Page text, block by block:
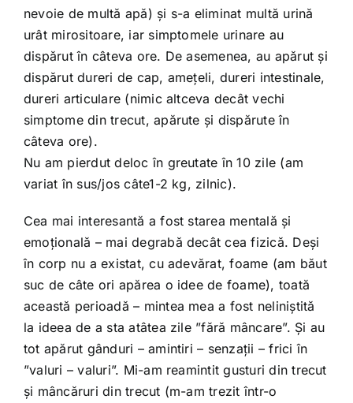
nevoie de multă apă) și s-a eliminat multă urină
urât mirositoare, iar simptomele urinare au
dispărut în câteva ore. De asemenea, au apărut și
dispărut dureri de cap, amețeli, dureri intestinale,
dureri articulare (nimic altceva decât vechi
simptome din trecut, apărute și dispărute în
câteva ore).
Nu am pierdut deloc în greutate în 10 zile (am
variat în sus/jos câte1-2 kg, zilnic).
Cea mai interesantă a fost starea mentală și
emoțională – mai degrabă decât cea fizică. Deși
în corp nu a existat, cu adevărat, foame (am băut
suc de câte ori apărea o idee de foame), toată
această perioadă – mintea mea a fost neliniștită
la ideea de a sta atâtea zile ”fără mâncare”. Și au
tot apărut gânduri – amintiri – senzații – frici în
”valuri – valuri”. Mi-am reamintit gusturi din trecut
și mâncăruri din trecut (m-am trezit într-o